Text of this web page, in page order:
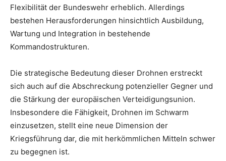
Flexibilität der Bundeswehr erheblich. Allerdings
bestehen Herausforderungen hinsichtlich Ausbildung,
Wartung und Integration in bestehende
Kommandostrukturen.
Die strategische Bedeutung dieser Drohnen erstreckt
sich auch auf die Abschreckung potenzieller Gegner und
die Stärkung der europäischen Verteidigungsunion.
Insbesondere die Fähigkeit, Drohnen im Schwarm
einzusetzen, stellt eine neue Dimension der
Kriegsführung dar, die mit herkömmlichen Mitteln schwer
zu begegnen ist.